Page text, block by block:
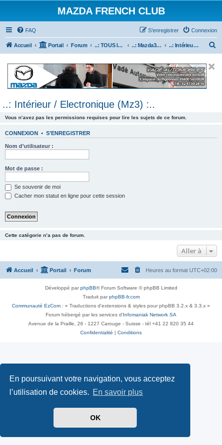
En poursuivant votre navigation, vous acceptez
l’utilisation de cookies. En savoir plus
OK
MAZDA FRENCH CLUB
FAQ Connexion
S’enregistrer
Accueil Portail Forum ..: TOUS les Véhicules MAZDA :.. ..: Mazda3 :.. ..: Intérieur / Electronique (Mz3) :..
e
..: Intérieur / Electronique (Mz3) :..
Vous n’avez pas les permissions requises pour lire les sujets de ce forum.
CONNEXION • S’ENREGISTRER
Nom d’utilisateur :
Mot de passe :
Se souvenir de moi
Cacher mon statut en ligne pour cette session
Cette catégorie n’a pas de forum.
Aller à
Accueil Portail Forum Heures au format UTC+02:00
Développé parphpBB® Forum Software © phpBB Limited
Traduit parphpBB-fr.com
Communauté EzCom : « Traductions d'extensions & styles pour phpBB 3.2.x & 3.3.x »
Forum hébergé par les services d’ Infomaniak Network SA
Avenue de la Praille, 26 - 1227 Carouge - Suisse - tél +41 22 820 35 44
Confidentialité
Conditions